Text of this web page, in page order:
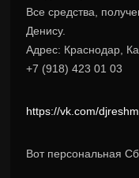
Все средства,
Денису.
Адрес: Краснодар,
+7 (918) 423 01 03
https://vk.com/
Вот персональная